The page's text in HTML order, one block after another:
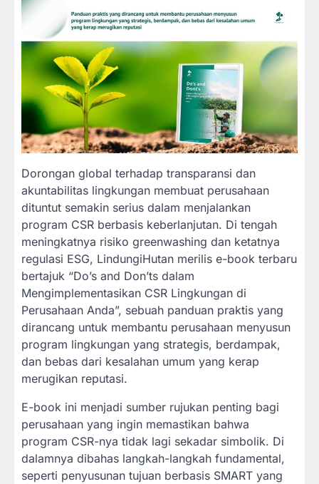
Dorongan global terhadap transparansi dan
akuntabilitas lingkungan membuat perusahaan
dituntut semakin serius dalam menjalankan
program CSR berbasis keberlanjutan. Di tengah
meningkatnya risiko greenwashing dan ketatnya
regulasi ESG, LindungiHutan merilis e-book terbaru
bertajuk “Do’s and Don’ts dalam
Mengimplementasikan CSR Lingkungan di
Perusahaan Anda”, sebuah panduan praktis yang
dirancang untuk membantu perusahaan menyusun
program lingkungan yang strategis, berdampak,
dan bebas dari kesalahan umum yang kerap
merugikan reputasi.
E-book ini menjadi sumber rujukan penting bagi
perusahaan yang ingin memastikan bahwa
program CSR-nya tidak lagi sekadar simbolik. Di
dalamnya dibahas langkah-langkah fundamental,
seperti penyusunan tujuan berbasis SMART yang